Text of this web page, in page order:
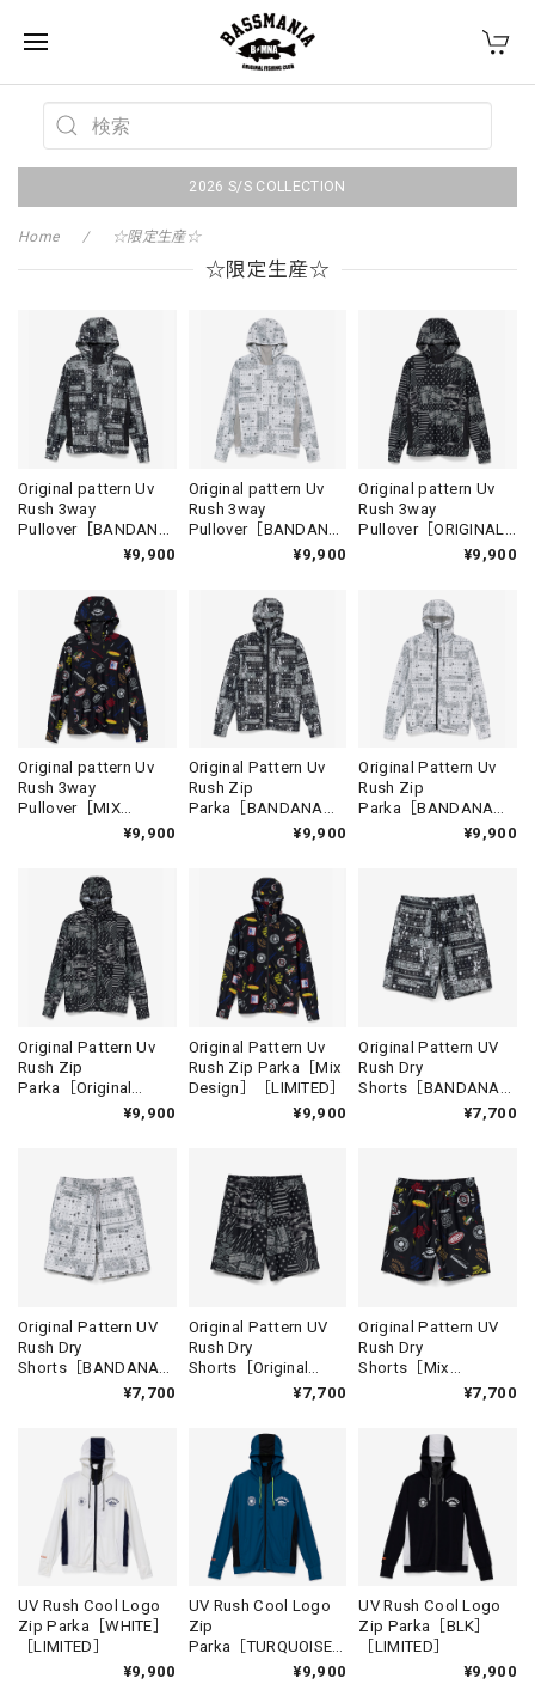
2026 S/S COLLECTION
Home ☆限定生産☆
☆限定生産☆
Original pattern Uv
Rush 3way
Pullover［BANDANA
Black］［LIMITED］
¥9,900
Original pattern Uv
Rush 3way
Pullover［BANDANA
White］［LIMITED］
¥9,900
Original pattern Uv
Rush 3way
Pullover［ORIGINAL
Design］［LIMITED］
¥9,900
Original pattern Uv
Rush 3way
Pullover［MIX
Design］［LIMITED］
¥9,900
Original Pattern Uv
Rush Zip
Parka［BANDANA
BLACK］［LIMITED］
¥9,900
Original Pattern Uv
Rush Zip
Parka［BANDANA
WHITE］［LIMITED］
¥9,900
Original Pattern Uv
Rush Zip
Parka［Original
Design］［LIMITED］
¥9,900
Original Pattern Uv
Rush Zip Parka［Mix
Design］［LIMITED］
¥9,900
Original Pattern UV
Rush Dry
Shorts［BANDANA
BLACK］［LIMITED］
¥7,700
Original Pattern UV
Rush Dry
Shorts［BANDANA
WHITE］［LIMITED］
¥7,700
Original Pattern UV
Rush Dry
Shorts［Original
Design］［LIMITED］
¥7,700
Original Pattern UV
Rush Dry
Shorts［Mix
Design］［LIMITED］
¥7,700
UV Rush Cool Logo
Zip Parka［WHITE］
［LIMITED］
¥9,900
UV Rush Cool Logo
Zip
Parka［TURQUOISE
］［LIMITED］¥9,900
UV Rush Cool Logo
Zip Parka［BLK］
［LIMITED］
¥9,900